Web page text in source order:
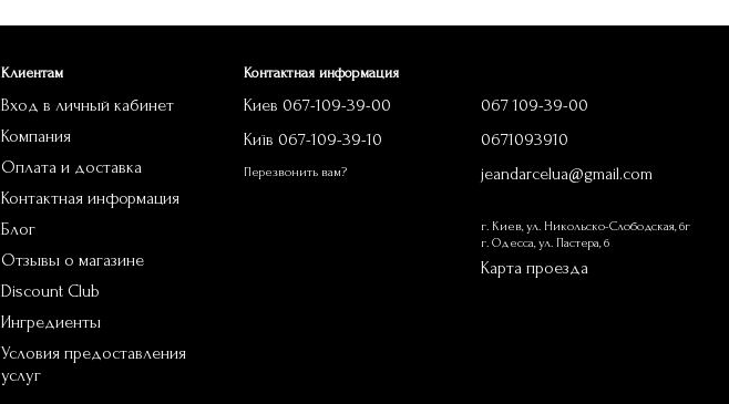
Клиентам
Вход в личный кабинет
Компания
Оплата и доставка
Контактная информация
Блог
Отзывы о магазине
Discount Club
Ингредиенты
Условия предоставления
услуг
Контактная информация
Киев 067-109-39-00
Київ 067-109-39-10
Перезвонить вам?
067 109-39-00
0671093910
jeandarcelua@gmail.com
г. Киев, ул. Никольско-Слободская, 6г
г. Одесса, ул. Пастера, 6
Карта проезда